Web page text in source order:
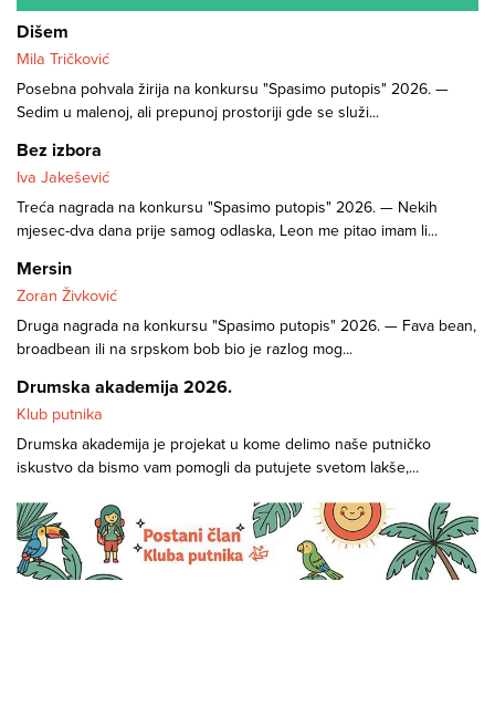
Dišem
Mila Tričković
Posebna pohvala žirija na konkursu "Spasimo putopis" 2026. —
Sedim u malenoj, ali prepunoj prostoriji gde se služi...
Bez izbora
Iva Jakešević
Treća nagrada na konkursu "Spasimo putopis" 2026. — Nekih
mjesec-dva dana prije samog odlaska, Leon me pitao imam li...
Mersin
Zoran Živković
Druga nagrada na konkursu "Spasimo putopis" 2026. — Fava bean,
broadbean ili na srpskom bob bio je razlog mog...
Drumska akademija 2026.
Klub putnika
Drumska akademija je projekat u kome delimo naše putničko
iskustvo da bismo vam pomogli da putujete svetom lakše,...